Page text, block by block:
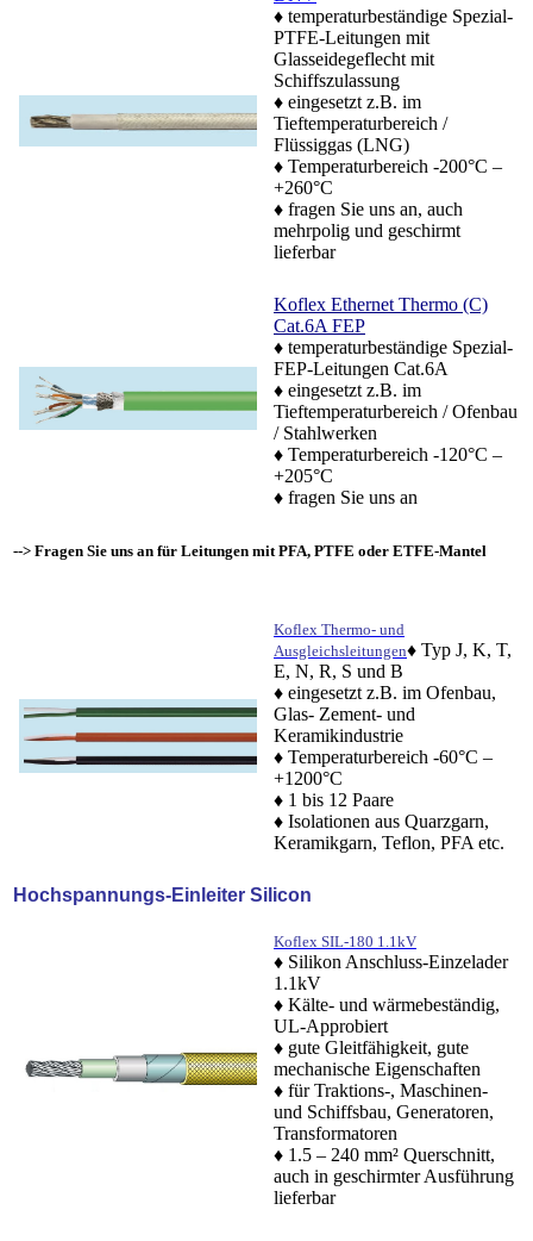
♦ temperaturbeständige Spezial-
PTFE-Leitungen mit
Glasseidegeflecht mit
Schiffszulassung
♦ eingesetzt z.B. im
Tieftemperaturbereich /
Flüssiggas (LNG)
♦ Temperaturbereich -200°C –
+260°C
♦ fragen Sie uns an, auch
mehrpolig und geschirmt
lieferbar
Koflex Ethernet Thermo (C)
Cat.6A FEP
♦ temperaturbeständige Spezial-
FEP-Leitungen Cat.6A
♦ eingesetzt z.B. im
Tieftemperaturbereich / Ofenbau
/ Stahlwerken
♦ Temperaturbereich -120°C –
+205°C
♦ fragen Sie uns an
--> Fragen Sie uns an für Leitungen mit PFA, PTFE oder ETFE-Mantel
Koflex Thermo- und
Ausgleichsleitungen♦ Typ J, K, T,
E, N, R, S und B
♦ eingesetzt z.B. im Ofenbau,
Glas- Zement- und
Keramikindustrie
♦ Temperaturbereich -60°C –
+1200°C
♦ 1 bis 12 Paare
♦ Isolationen aus Quarzgarn,
Keramikgarn, Teflon, PFA etc.
Hochspannungs-Einleiter Silicon
Koflex SIL-180 1.1kV
♦ Silikon Anschluss-Einzelader
1.1kV
♦ Kälte- und wärmebeständig,
UL-Approbiert
♦ gute Gleitfähigkeit, gute
mechanische Eigenschaften
♦ für Traktions-, Maschinen-
und Schiffsbau, Generatoren,
Transformatoren
♦ 1.5 – 240 mm² Querschnitt,
auch in geschirmter Ausführung
lieferbar